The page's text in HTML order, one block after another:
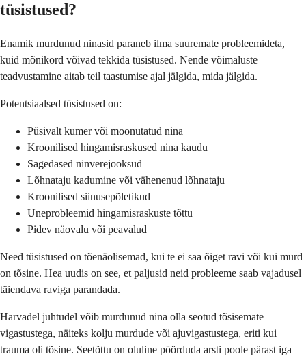
tüsistused?
Enamik murdunud ninasid paraneb ilma suuremate probleemideta,
kuid mõnikord võivad tekkida tüsistused. Nende võimaluste
teadvustamine aitab teil taastumise ajal jälgida, mida jälgida.
Potentsiaalsed tüsistused on:
Püsivalt kumer või moonutatud nina
Kroonilised hingamisraskused nina kaudu
Sagedased ninverejooksud
Lõhnataju kadumine või vähenenud lõhnataju
Kroonilised siinusepõletikud
Uneprobleemid hingamisraskuste tõttu
Pidev näovalu või peavalud
Need tüsistused on tõenäolisemad, kui te ei saa õiget ravi või kui murd
on tõsine. Hea uudis on see, et paljusid neid probleeme saab vajadusel
täiendava raviga parandada.
Harvadel juhtudel võib murdunud nina olla seotud tõsisemate
vigastustega, näiteks kolju murdude või ajuvigastustega, eriti kui
trauma oli tõsine. Seetõttu on oluline pöörduda arsti poole pärast iga